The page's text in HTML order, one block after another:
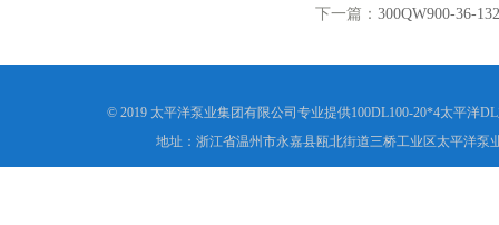
下一篇： 300QW900-36-
© 2019 太平洋泵业集团有限公司专业提供100DL100-20*4太平洋
地址：浙江省温州市永嘉县瓯北街道三桥工业区太平洋泵